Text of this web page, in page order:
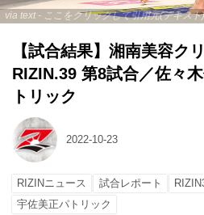
【試合結果】湘南美容ク
RIZIN.39 第8試合／佐々
トリック
2022-10-23
RIZINニュース 試合レポート
宇佐美正パトリック